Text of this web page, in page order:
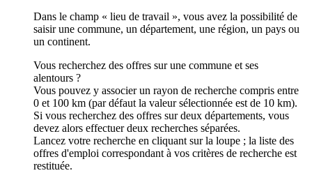
Dans le champ « lieu de travail », vous avez la possibilité de
saisir une commune, un département, une région, un pays ou
un continent.
Vous recherchez des offres sur une commune et ses
alentours ?
Vous pouvez y associer un rayon de recherche compris entre
0 et 100 km (par défaut la valeur sélectionnée est de 10 km).
Si vous recherchez des offres sur deux départements, vous
devez alors effectuer deux recherches séparées.
Lancez votre recherche en cliquant sur la loupe ; la liste des
offres d'emploi correspondant à vos critères de recherche est
restituée.